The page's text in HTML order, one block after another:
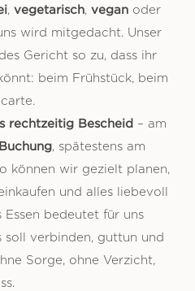
, vegetarisch, veganoder
wird mitgedacht. Unser
Gericht so zu, dass ihr
beim Frühstück, beim
rechtzeitig Bescheid– am
, spätestens am
können wir gezielt planen,
und alles liebevoll
bedeutet für uns
soll verbinden, guttun und
Sorge, ohne Verzicht,